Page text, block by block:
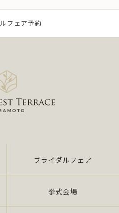
める場合を除き、その利
内において利用いたしま
葬祭の会員募集に関する業
よび案内に関する業務
理店としての保険募集およ
人情報の利用目的の達成
情報の取扱い（目的外利
フェア予約
ブライダルフェア
挙式会場